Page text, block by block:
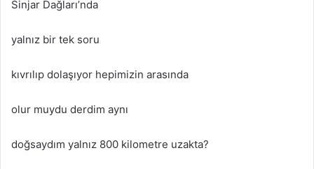
Sinjar Dağları’nda
yalnız bir tek soru
kıvrılıp dolaşıyor hepimizin arasında
olur muydu derdim aynı
doğsaydım yalnız 800 kilometre uzakta?